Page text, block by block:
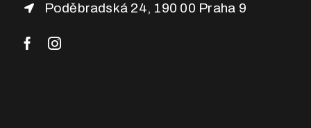
Poděbradská 24, 190 00 Praha 9